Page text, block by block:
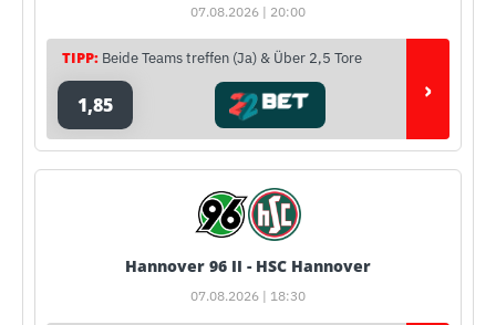
07.08.2026 | 20:00
TIPP: Beide Teams treffen (Ja) & Über 2,5 Tore
1,85 ›
Hannover 96 II - HSC Hannover
07.08.2026 | 18:30